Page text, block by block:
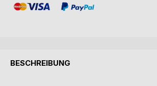
BESCHREIBUNG